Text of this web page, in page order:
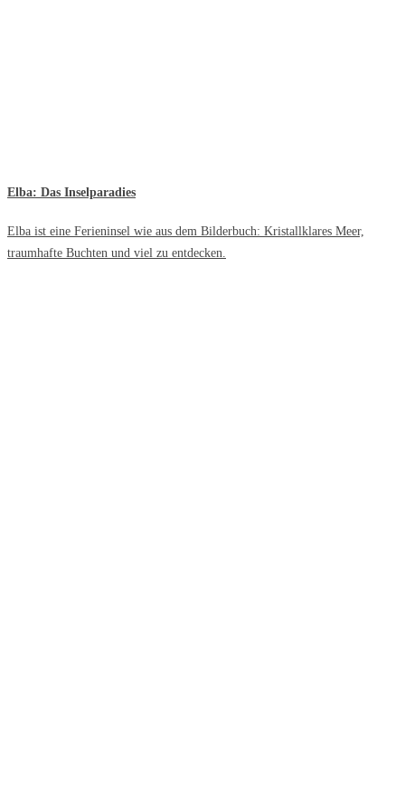
Elba: Das Inselparadies
Elba ist eine Ferieninsel wie aus dem Bilderbuch: Kristallklares Meer,
traumhafte Buchten und viel zu entdecken.